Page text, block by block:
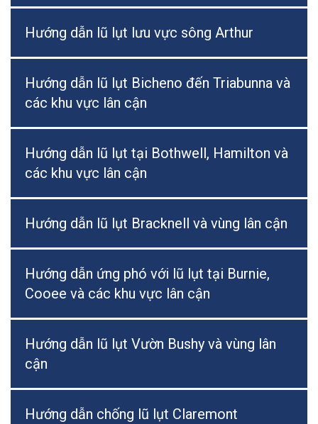
Hướng dẫn lũ lụt lưu vực sông Arthur
Hướng dẫn lũ lụt Bicheno đến Triabunna và
các khu vực lân cận
Hướng dẫn lũ lụt tại Bothwell, Hamilton và
các khu vực lân cận
Hướng dẫn lũ lụt Bracknell và vùng lân cận
Hướng dẫn ứng phó với lũ lụt tại Burnie,
Cooee và các khu vực lân cận
Hướng dẫn lũ lụt Vườn Bushy và vùng lân
cận
Hướng dẫn chống lũ lụt Claremont